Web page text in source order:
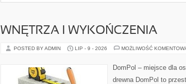
WNĘTRZA I WYKOŃCZENIA
POSTED BY ADMIN LIP - 9 - 2026 MOŻLIWOŚĆ
DomPol – miejsce dla
drewna DomPol to